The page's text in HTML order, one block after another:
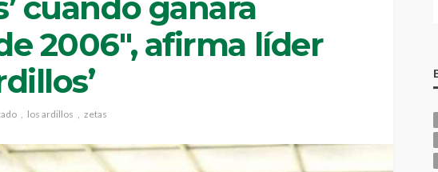
2006″, afirma líder
los ardillos zetas